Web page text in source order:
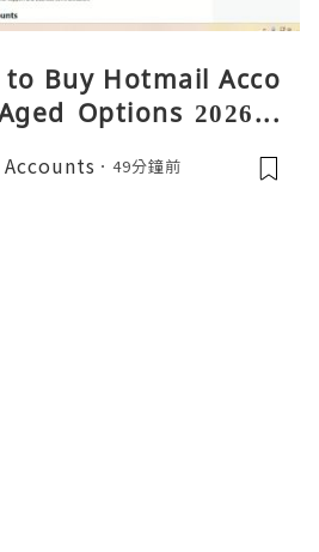
to Buy Hotmail Acco
Options 2026 –
Guide
49分鐘前